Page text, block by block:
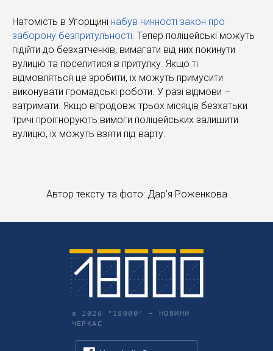
Натомість в Угорщині набув чинності закон про
заборону безпритульності. Тепер поліцейські можуть
підійти до безхатченків, вимагати від них покинути
вулицю та поселитися в притулку. Якщо ті
відмовляться це зробити, їх можуть примусити
виконувати громадські роботи. У разі відмови –
затримати. Якщо впродовж трьох місяців безхатьки
тричі проігнорують вимоги поліцейських залишити
вулицю, їх можуть взяти під варту.
Автор тексту та фото: Дар’я Роженкова
© 2026 "18000" – НОВИНИ
ЧЕРКАС